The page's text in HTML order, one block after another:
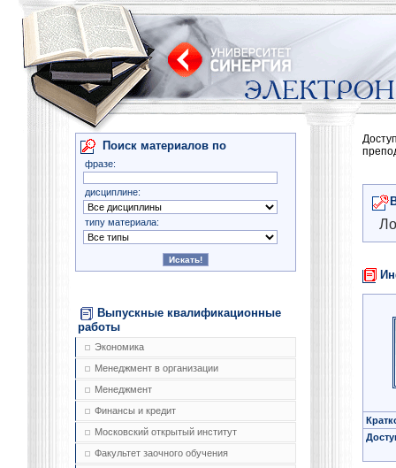
Поиск материалов по
фразе:
дисциплине:
типу материала:
Выпускные квалификационные
работы
Экономика
Менеджмент в организации
Менеджмент
Финансы и кредит
Московский открытый институт
Факультет заочного обучения